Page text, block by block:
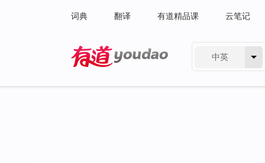
词典 翻译 有道精品课 云笔记
中英